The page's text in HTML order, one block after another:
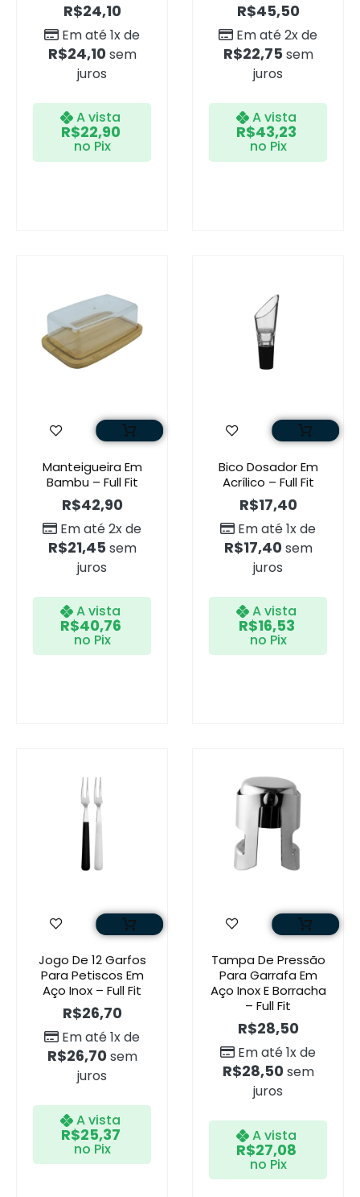
R$24,10
Em até 1x de
R$24,10 sem
juros
A vista
R$22,90
no Pix
R$45,50
Em até 2x de
R$22,75 sem
juros
A vista
R$43,23
no Pix
Manteigueira Em
Bambu – Full Fit
R$42,90
Em até 2x de
R$21,45 sem
juros
A vista
R$40,76
no Pix
Bico Dosador Em
Acrílico – Full Fit
R$17,40
Em até 1x de
R$17,40 sem
juros
A vista
R$16,53
no Pix
Jogo De 12 Garfos
Para Petiscos Em
Aço Inox – Full Fit
R$26,70
Em até 1x de
R$26,70 sem
juros
A vista
R$25,37
no Pix
Tampa De Pressão
Para Garrafa Em
Aço Inox E Borracha
– Full Fit
R$28,50
Em até 1x de
R$28,50 sem
juros
A vista
R$27,08
no Pix